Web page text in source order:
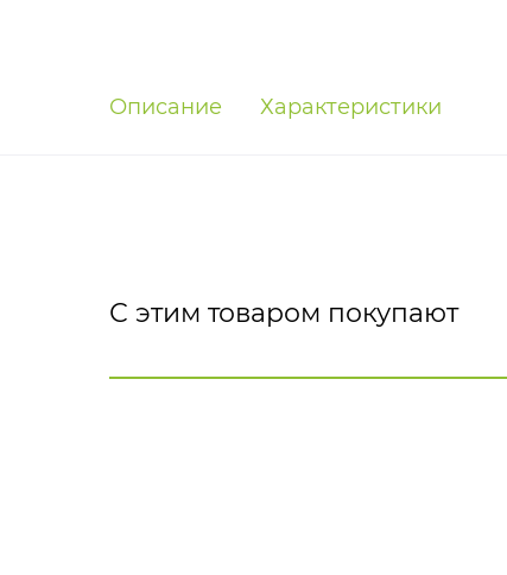
Описание Характеристики
С этим товаром покупают